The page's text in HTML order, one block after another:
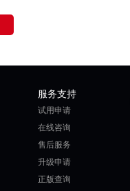
服务支持
试用申请
在线咨询
售后服务
升级申请
正版查询